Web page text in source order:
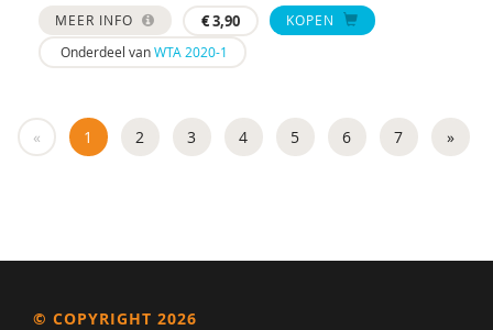
C. Weber
Caroline Wiebenga
Dr. Y. Groen
MEER INFO €3,90
KOPEN
Onderdeel vanWTA 2020-1
« 1 2 3 4 5 6 7 »
© COPYRIGHT 2026